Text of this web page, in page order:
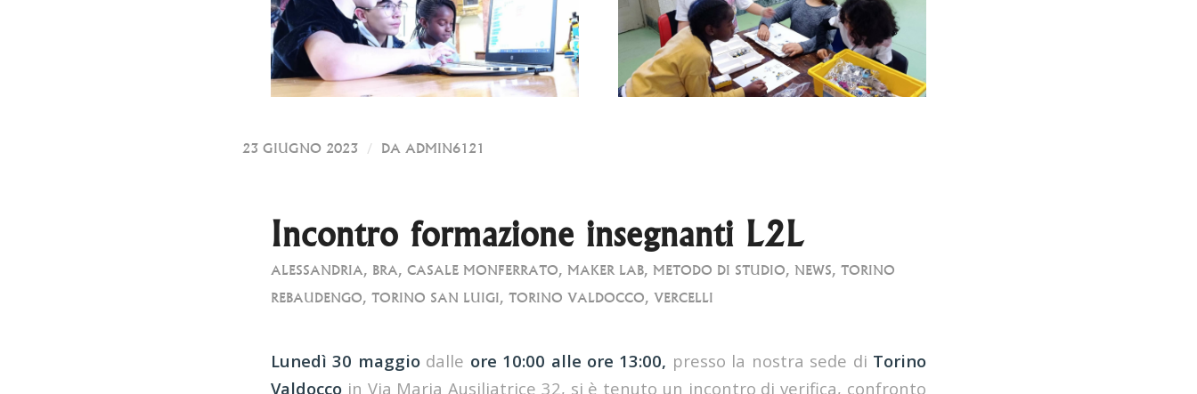
23 GIUGNO 2023 / DA ADMIN6121
Incontro formazione insegnanti L2L
ALESSANDRIA, BRA, CASALE MONFERRATO, MAKER LAB, METODO DI STUDIO, NEWS, TORINO
REBAUDENGO, TORINO SAN LUIGI, TORINO VALDOCCO, VERCELLI
Lunedì 30 maggio dalle ore 10:00 alle ore 13:00, presso la nostra sede di Torino
Valdocco in Via Maria Ausiliatrice 32, si è tenuto un incontro di verifica, confronto